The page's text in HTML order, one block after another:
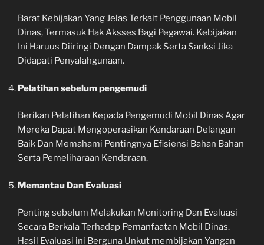
Barat Kebijakan Yang Jelas Terkait Penggunaan Mobil
Dinas, Termasuk Hak Aksses Bagi Pegawai. Kebijakan
Ini Haruus Diiringi Dengan Dampak Serta Sanksi Jika
Didapati Penyalahgunaan.
Pelatihan sebelum pengemudi
Berikan Pelatihan Kepada Pengemudi Mobil Dinas Agar
Mereka Dapat Mengoperasikan Kendaraan Delangan
Baik Dan Memahami Pentingnya Efisiensi Bahan Bahan
Serta Pemeliharaan Kendaraan.
Memantau Dan Evaluasi
Penting sebelum Melakukan Monitoring Dan Evaluasi
Secara Berkala Terhadap Pemanfaatan Mobil Dinas.
Hasil Evaluasi ini Berguna Unkut membijakan Yangan